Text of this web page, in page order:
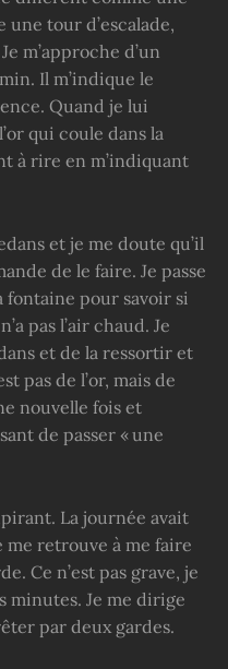
tour d’escalade,
m’approche d’un
Il m’indique le
Quand je lui
qui coule dans la
à rire en m’indiquant
et je me doute qu’il
de le faire. Je passe
fontaine pour savoir si
pas l’air chaud. Je
et de la ressortir et
pas de l’or, mais de
nouvelle fois et
de passer « une
La journée avait
retrouve à me faire
Ce n’est pas grave, je
minutes. Je me dirige
par deux gardes.